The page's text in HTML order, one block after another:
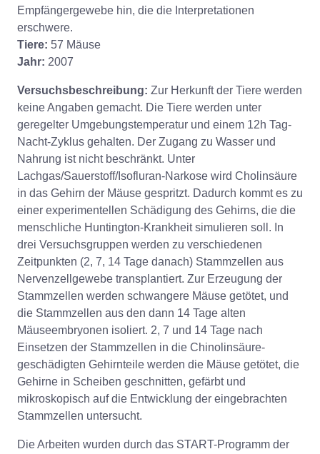
Empfängergewebe hin, die die Interpretationen
erschwere.
Tiere: 57 Mäuse
Jahr: 2007
Versuchsbeschreibung: Zur Herkunft der Tiere werden
keine Angaben gemacht. Die Tiere werden unter
geregelter Umgebungstemperatur und einem 12h Tag-
Nacht-Zyklus gehalten. Der Zugang zu Wasser und
Nahrung ist nicht beschränkt. Unter
Lachgas/Sauerstoff/Isofluran-Narkose wird Cholinsäure
in das Gehirn der Mäuse gespritzt. Dadurch kommt es zu
einer experimentellen Schädigung des Gehirns, die die
menschliche Huntington-Krankheit simulieren soll. In
drei Versuchsgruppen werden zu verschiedenen
Zeitpunkten (2, 7, 14 Tage danach) Stammzellen aus
Nervenzellgewebe transplantiert. Zur Erzeugung der
Stammzellen werden schwangere Mäuse getötet, und
die Stammzellen aus den dann 14 Tage alten
Mäuseembryonen isoliert. 2, 7 und 14 Tage nach
Einsetzen der Stammzellen in die Chinolinsäure-
geschädigten Gehirnteile werden die Mäuse getötet, die
Gehirne in Scheiben geschnitten, gefärbt und
mikroskopisch auf die Entwicklung der eingebrachten
Stammzellen untersucht.
Die Arbeiten wurden durch das START-Programm der